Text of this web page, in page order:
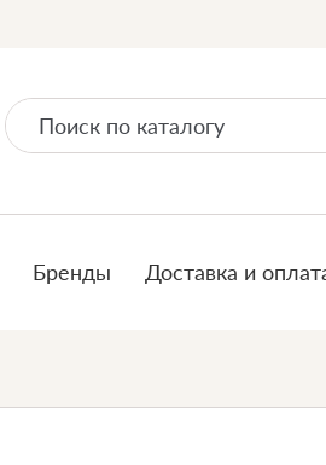
Бренды Доставка и